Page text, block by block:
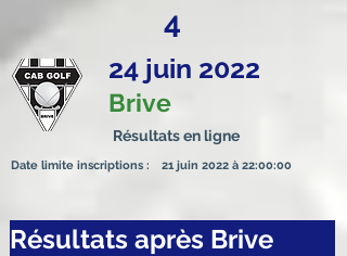
4
24 juin 2022
Brive
Résultats en ligne
Date limite inscriptions : 21 juin 2022 à 22:00:00
Résultats après Brive